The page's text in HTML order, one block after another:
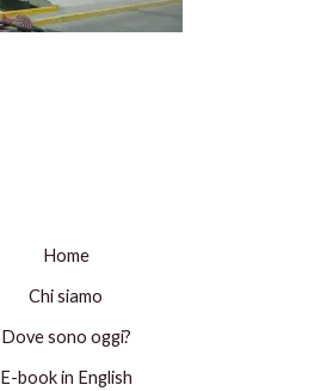
Home
Chi siamo
Dove sono oggi?
E-book in English